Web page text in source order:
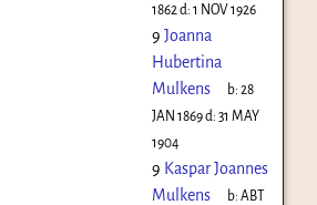
1862 d: 1 NOV 1926
9 Joanna
Hubertina
Mulkens
b:28
JAN 1869d: 31 MAY
1904
9 Kaspar Joannes
Mulkens
b:ABT